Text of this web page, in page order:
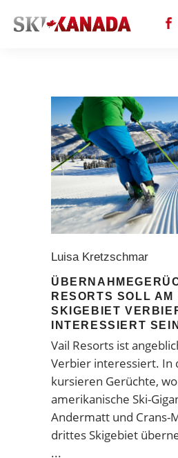
Luisa Kretzschmar
RESORTS SOLL AM
SKIGEBIET
INTERESSIERT SEIN
Vail Resorts ist
Verbier interessiert. In
kursieren Gerüchte,
amerikanische Ski-
Andermatt und Crans-
drittes Skigebiet